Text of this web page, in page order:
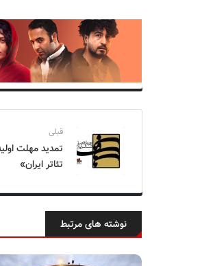
قبلی
تمدید مهلت
تئاتر ایران»
نوشته های مرتبط